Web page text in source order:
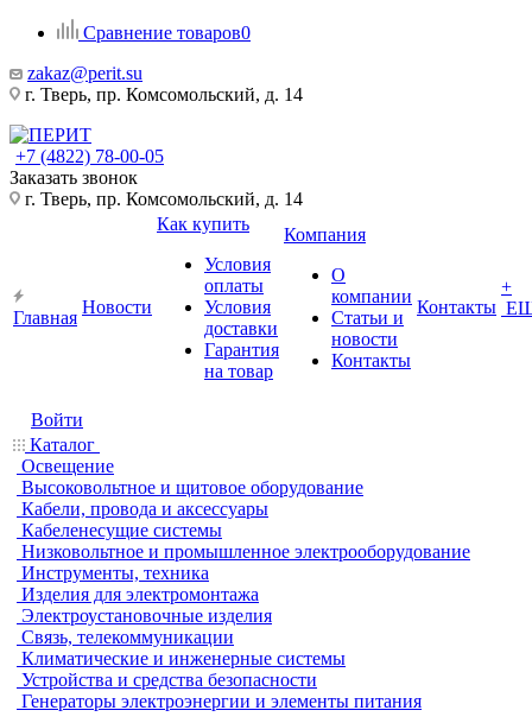
Сравнение товаров0
zakaz@perit.su
г. Тверь, пр. Комсомольский, д. 14
+7 (4822) 78-00-05
Заказать звонок
г. Тверь, пр. Комсомольский, д. 14
Главная
Новости
Как купить
Условия
оплаты
Условия
доставки
Гарантия
на товар
Компания
О
компании
Статьи и
новости
Контакты
Контакты
+
Войти
Каталог
Освещение
Высоковольтное и щитовое оборудование
Кабели, провода и аксессуары
Кабеленесущие системы
Низковольтное и промышленное электрооборудование
Инструменты, техника
Изделия для электромонтажа
Электроустановочные изделия
Связь, телекоммуникации
Климатические и инженерные системы
Устройства и средства безопасности
Генераторы электроэнергии и элементы питания